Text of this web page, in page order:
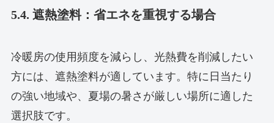
5.4. 遮熱塗料：省エネを重視する場合
冷暖房の使用頻度を減らし、光熱費を削減したい
方には、遮熱塗料が適しています。特に日当たり
の強い地域や、夏場の暑さが厳しい場所に適した
選択肢です。